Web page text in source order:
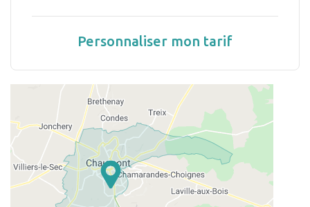
Personnaliser mon tarif